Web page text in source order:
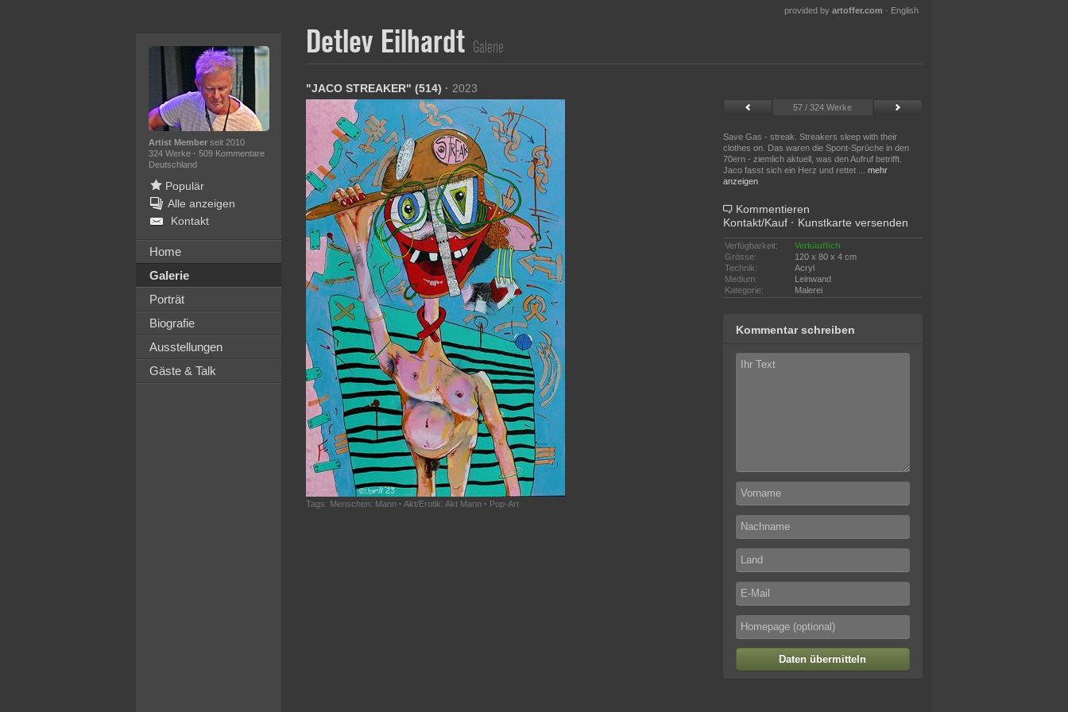
Artist Memberseit 2010
324 Werke · 509 Kommentare
Deutschland
Populär
Alle anzeigen
Kontakt
Home
Galerie
Porträt
Biografie
Ausstellungen
Gäste & Talk
provided by artoffer.com · English
Detlev Eilhardt Galerie
"JACO STREAKER" (514) · 2023
Tags: Menschen: Mann · Akt/Erotik: Akt Mann · Pop-Art
57 / 324 Werke
Save Gas - streak. Streakers sleep with their
clothes on. Das waren die Spont-Sprüche in den
70ern - ziemlich aktuell, was den Aufruf betrifft.
Jaco fasst sich ein Herz und rettet
mehr
anzeigen
Kommentieren
Kontakt/Kauf · Kunstkarte versenden
Verfügbarkeit:
Verkäuflich
Grösse:
120 x 80 x 4 cm
Technik:
Acryl
Medium:
Leinwand
Kategorie:
Malerei
Kommentar schreiben
Daten übermitteln